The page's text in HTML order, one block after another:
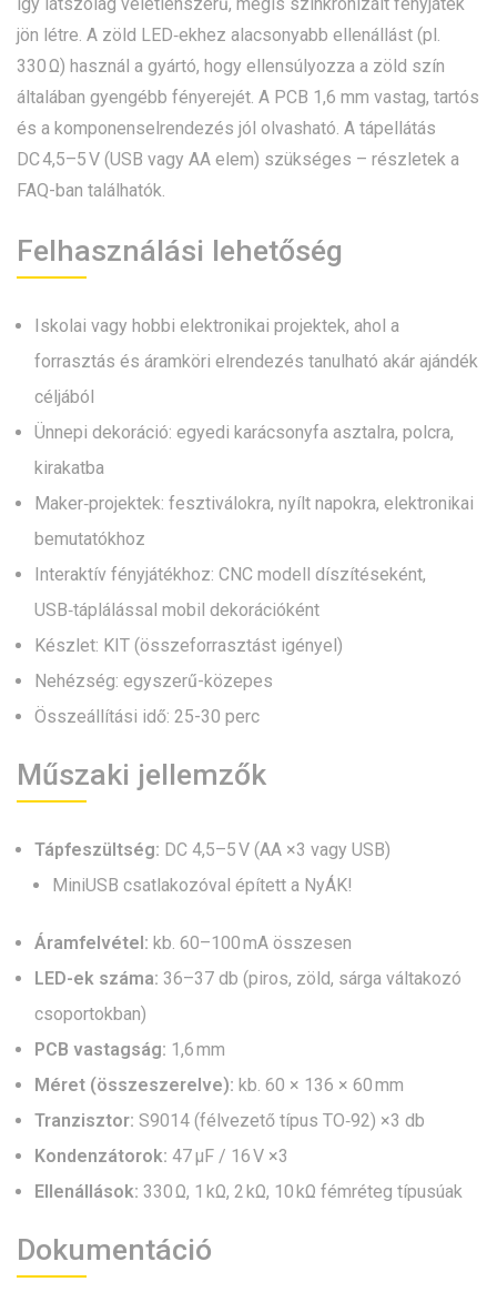
jön létre. A zöld LED‑ekhez alacsonyabb ellenállást (pl.
330 Ω) használ a gyártó, hogy ellensúlyozza a zöld szín
általában gyengébb fényerejét. A PCB 1,6 mm vastag, tartós
és a komponenselrendezés jól olvasható. A tápellátás
DC 4,5–5 V (USB vagy AA elem) szükséges – részletek a
FAQ-ban találhatók.
Felhasználási lehetőség
Iskolai vagy hobbi elektronikai projektek, ahol a
forrasztás és áramköri elrendezés tanulható akár ajándék
céljából
Ünnepi dekoráció: egyedi karácsonyfa asztalra, polcra,
kirakatba
Maker‑projektek: fesztiválokra, nyílt napokra, elektronikai
bemutatókhoz
Interaktív fényjátékhoz: CNC modell díszítéseként,
USB‑táplálással mobil dekorációként
Készlet: KIT (összeforrasztást igényel)
Nehézség: egyszerű-közepes
Összeállítási idő: 25-30 perc
Műszaki jellemzők
Tápfeszültség: DC 4,5–5 V (AA ×3 vagy USB)
MiniUSB csatlakozóval épített a NyÁK!
Áramfelvétel: kb. 60–100 mA összesen
LED-ek száma: 36–37 db (piros, zöld, sárga váltakozó
csoportokban)
PCB vastagság: 1,6 mm
Méret (összeszerelve): kb. 60 × 136 × 60 mm
Tranzisztor: S9014 (félvezető típus TO‑92) ×3 db
Kondenzátorok: 47 µF / 16 V ×3
Ellenállások: 330 Ω, 1 kΩ, 2 kΩ, 10 kΩ fémréteg típusúak
Dokumentáció